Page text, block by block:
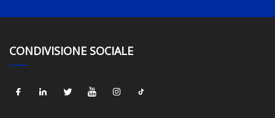
CONDIVISIONE SOCIALE